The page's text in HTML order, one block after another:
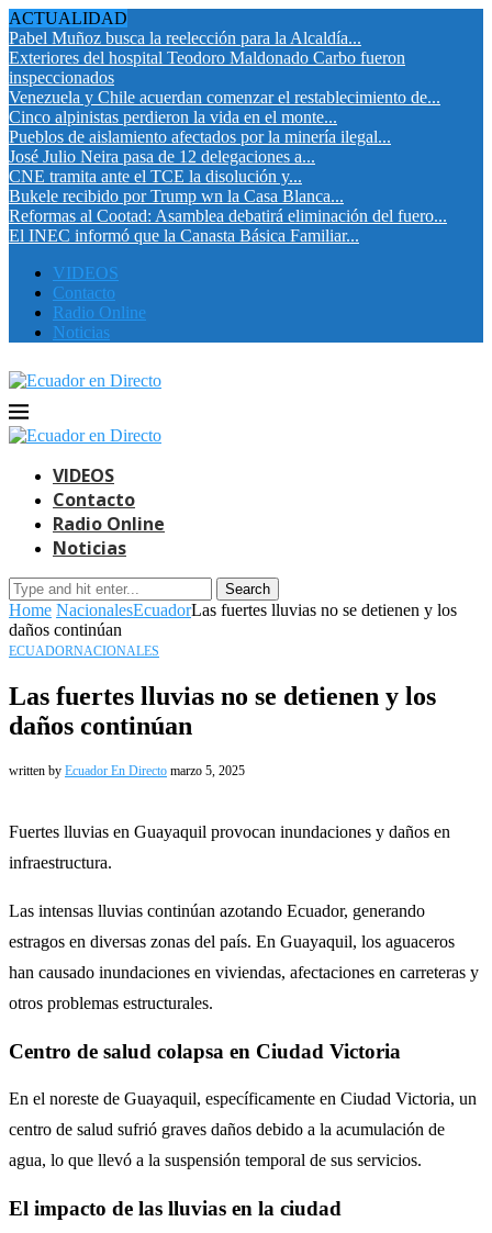
ACTUALIDAD
Pabel Muñoz busca la reelección para la Alcaldía...
Exteriores del hospital Teodoro Maldonado Carbo fueron
inspeccionados
Venezuela y Chile acuerdan comenzar el restablecimiento de...
Cinco alpinistas perdieron la vida en el monte...
Pueblos de aislamiento afectados por la minería ilegal...
José Julio Neira pasa de 12 delegaciones a...
CNE tramita ante el TCE la disolución y...
Bukele recibido por Trump wn la Casa Blanca...
Reformas al Cootad: Asamblea debatirá eliminación del fuero...
El INEC informó que la Canasta Básica Familiar...
VIDEOS
Contacto
Radio Online
Noticias
VIDEOS
Contacto
Radio Online
Noticias
Search
Home NacionalesEcuadorLas fuertes lluvias no se detienen y los
daños continúan
ECUADORNACIONALES
Las fuertes lluvias no se detienen y los
daños continúan
written by Ecuador En Directo marzo 5, 2025
Fuertes lluvias en Guayaquil provocan inundaciones y daños en
infraestructura.
Las intensas lluvias continúan azotando Ecuador, generando
estragos en diversas zonas del país. En Guayaquil, los aguaceros
han causado inundaciones en viviendas, afectaciones en carreteras y
otros problemas estructurales.
Centro de salud colapsa en Ciudad Victoria
En el noreste de Guayaquil, específicamente en Ciudad Victoria, un
centro de salud sufrió graves daños debido a la acumulación de
agua, lo que llevó a la suspensión temporal de sus servicios.
El impacto de las lluvias en la ciudad